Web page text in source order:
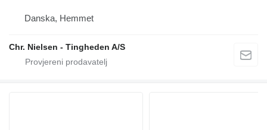
Danska, Hemmet
Chr. Nielsen - Tingheden A/S